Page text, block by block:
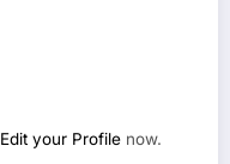
Edit your Profile now.